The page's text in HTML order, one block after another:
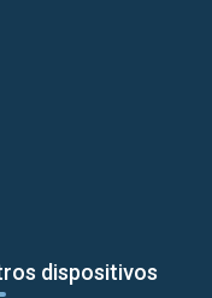
dispositivos